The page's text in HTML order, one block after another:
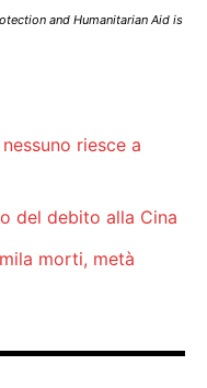
and Humanitarian Aid is
riesce a
del debito alla Cina
morti, metà